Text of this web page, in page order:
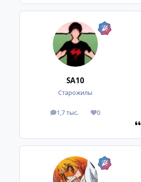
SA10
Старожилы
1,7 тыс.
посты 0
Репутация